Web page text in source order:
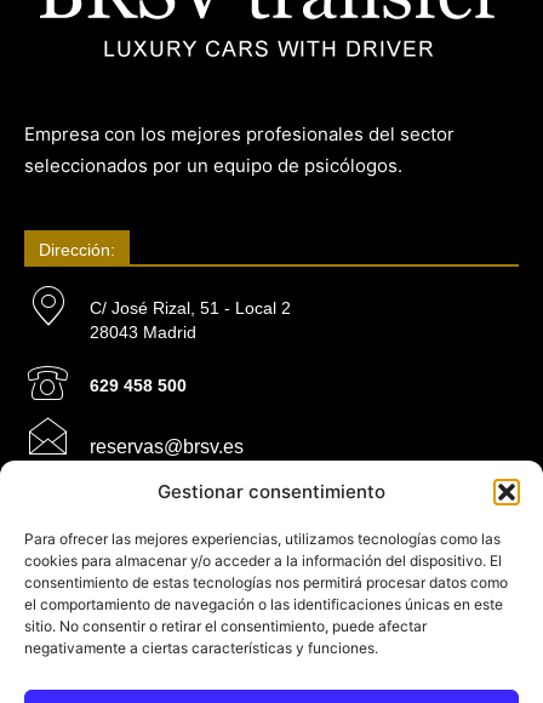
Gestionar consentimiento
Para ofrecer las mejores experiencias, utilizamos tecnologías como las
cookies para almacenar y/o acceder a la información del dispositivo. El
consentimiento de estas tecnologías nos permitirá procesar datos como
el comportamiento de navegación o las identificaciones únicas en este
sitio. No consentir o retirar el consentimiento, puede afectar
negativamente a ciertas características y funciones.
Empresa con los mejores profesionales del sector
seleccionados por un equipo de psicólogos.
Dirección:
C/ José Rizal, 51 - Local 2
28043 Madrid
629 458 500
reservas@brsv.es
Información:
Ley de cookies
Ley de privacidad